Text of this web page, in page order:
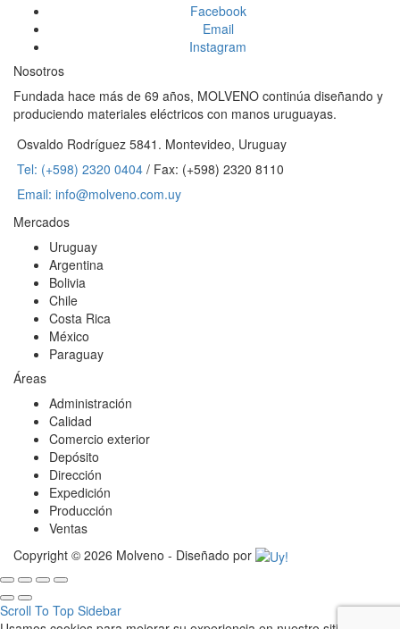
Facebook
Email
Instagram
Nosotros
Fundada hace más de 69 años, MOLVENO continúa diseñando y
produciendo materiales eléctricos con manos uruguayas.
Osvaldo Rodríguez 5841. Montevideo, Uruguay
Tel: (+598) 2320 0404 / Fax: (+598) 2320 8110
Email: info@molveno.com.uy
Mercados
Uruguay
Argentina
Bolivia
Chile
Costa Rica
México
Paraguay
Áreas
Administración
Calidad
Comercio exterior
Depósito
Dirección
Expedición
Producción
Ventas
Copyright © 2026 Molveno - Diseñado por
Scroll To Top Sidebar